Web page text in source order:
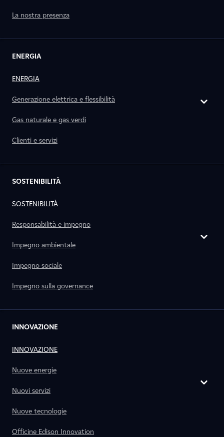
La nostra presenza
ENERGIA
ENERGIA
Generazione elettrica e flessibilità
Gas naturale e gas verdi
Clienti e servizi
SOSTENIBILITÀ
SOSTENIBILITÀ
Responsabilità e impegno
Impegno ambientale
Impegno sociale
Impegno sulla governance
INNOVAZIONE
INNOVAZIONE
Nuove energie
Nuovi servizi
Nuove tecnologie
Officine Edison Innovation